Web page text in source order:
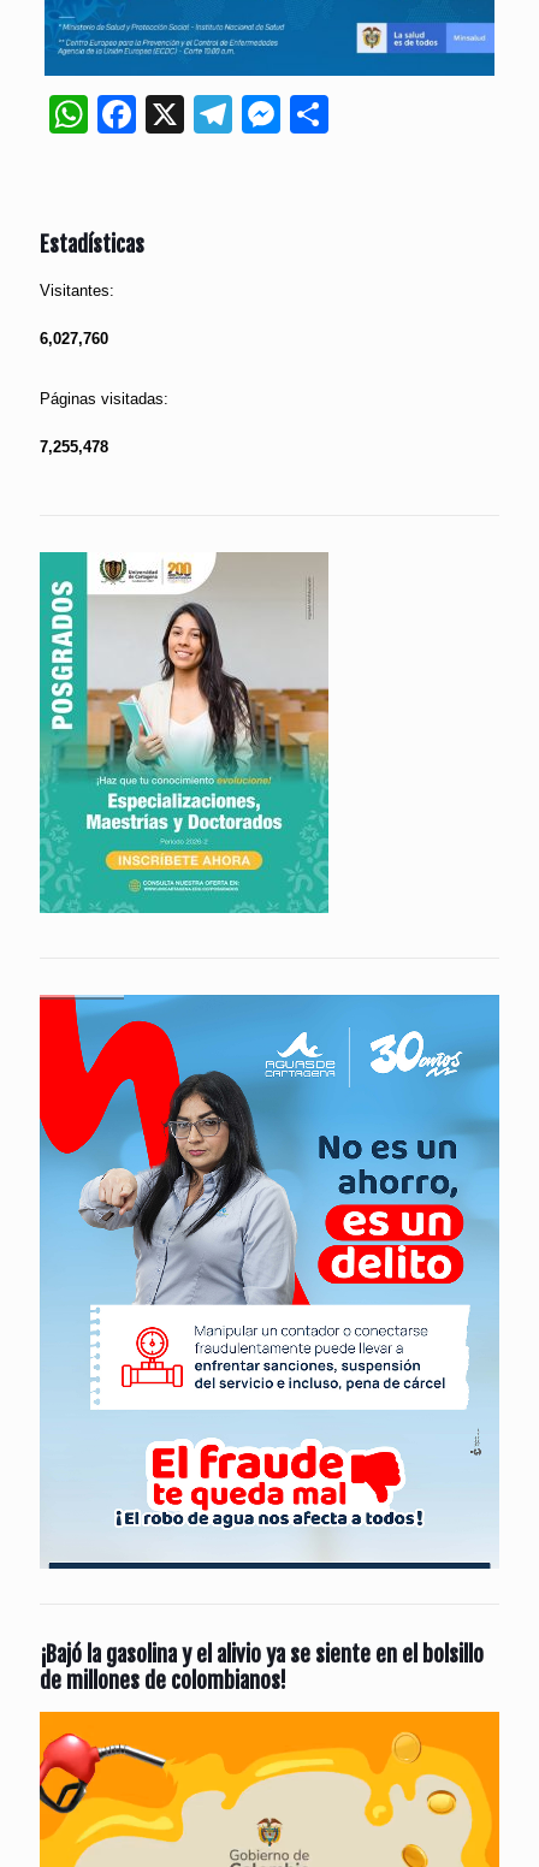
WhatsApp
Facebook
X Telegram
Messenger
Estadísticas
Visitantes:
6,027,760
Páginas visitadas:
7,255,478
¡Bajó la gasolina y el alivio ya se siente en el bolsillo
de millones de colombianos!
de
vídeo